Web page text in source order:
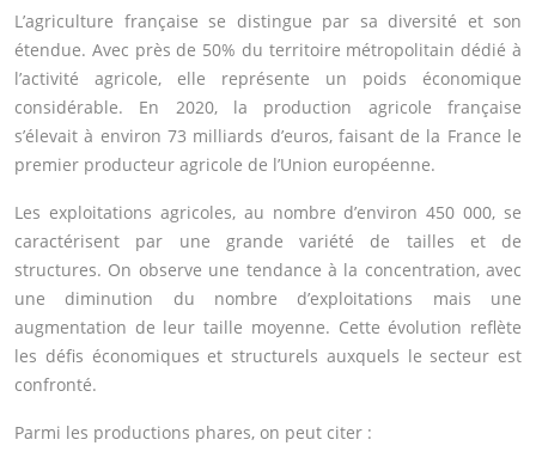
L’agriculture française se distingue par sa diversité et son
étendue. Avec près de 50% du territoire métropolitain dédié à
l’activité agricole, elle représente un poids économique
considérable. En 2020, la production agricole française
s’élevait à environ 73 milliards d’euros, faisant de la France le
premier producteur agricole de l’Union européenne.
Les exploitations agricoles, au nombre d’environ 450 000, se
caractérisent par une grande variété de tailles et de
structures. On observe une tendance à la concentration, avec
une diminution du nombre d’exploitations mais une
augmentation de leur taille moyenne. Cette évolution reflète
les défis économiques et structurels auxquels le secteur est
confronté.
Parmi les productions phares, on peut citer :